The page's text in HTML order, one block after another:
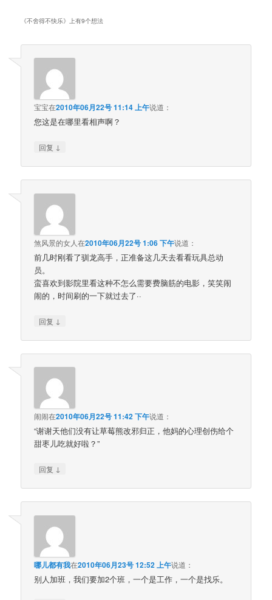
《不舍得不快乐》上有9个想法
宝宝在2010年06月22号 11:14 上午说道：
您这是在哪里看相声啊？
回复 ↓
煞风景的女人在2010年06月22号 1:06 下午说道：
前几时刚看了驯龙高手，正准备这几天去看看玩具总动
员。
蛮喜欢到影院里看这种不怎么需要费脑筋的电影，笑笑闹
闹的，时间刷的一下就过去了··
回复 ↓
闹闹在2010年06月22号 11:42 下午说道：
“谢谢天他们没有让草莓熊改邪归正，他妈的心理创伤给个
甜枣儿吃就好啦？”
回复 ↓
哪儿都有我在2010年06月23号 12:52 上午说道：
别人加班，我们要加2个班，一个是工作，一个是找乐。